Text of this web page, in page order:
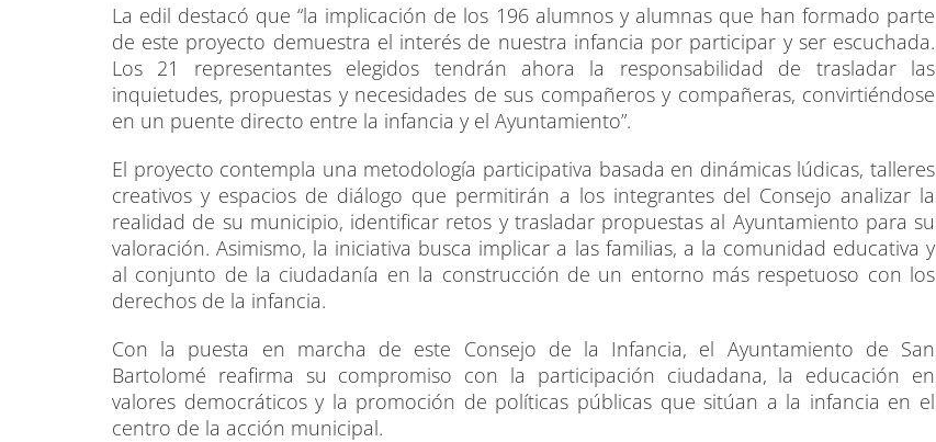
La edil destacó que “la implicación de los 196 alumnos y alumnas que han formado parte
de este proyecto demuestra el interés de nuestra infancia por participar y ser escuchada.
Los 21 representantes elegidos tendrán ahora la responsabilidad de trasladar las
inquietudes, propuestas y necesidades de sus compañeros y compañeras, convirtiéndose
en un puente directo entre la infancia y el Ayuntamiento”.
El proyecto contempla una metodología participativa basada en dinámicas lúdicas, talleres
creativos y espacios de diálogo que permitirán a los integrantes del Consejo analizar la
realidad de su municipio, identificar retos y trasladar propuestas al Ayuntamiento para su
valoración. Asimismo, la iniciativa busca implicar a las familias, a la comunidad educativa y
al conjunto de la ciudadanía en la construcción de un entorno más respetuoso con los
derechos de la infancia.
Con la puesta en marcha de este Consejo de la Infancia, el Ayuntamiento de San
Bartolomé reafirma su compromiso con la participación ciudadana, la educación en
valores democráticos y la promoción de políticas públicas que sitúan a la infancia en el
centro de la acción municipal.